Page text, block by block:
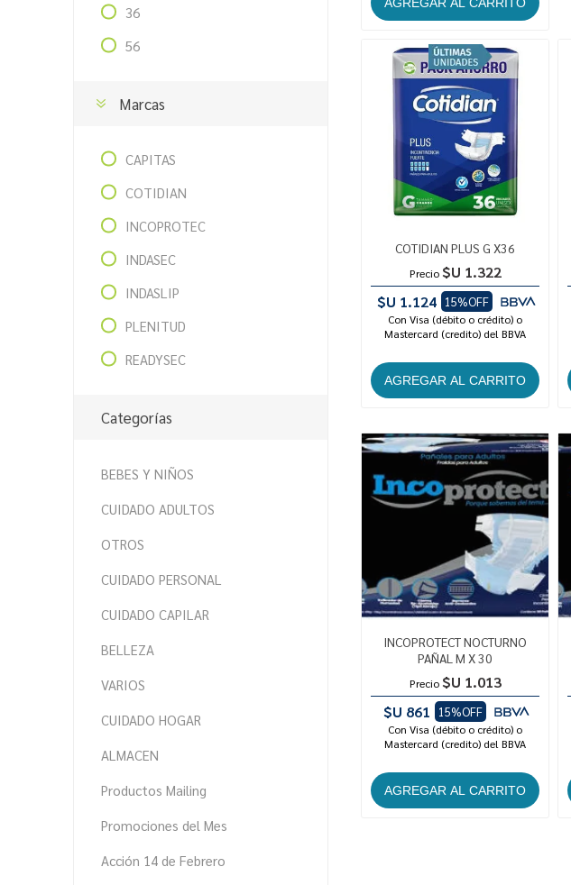
COTIDIAN PLUS G X36
Precio $U 1.322
$U 1.124
15%OFF
Con Visa (débito o crédito) o
Mastercard (credito) del BBVA
INCOPROTECT NOCTURNO
PAÑAL M X 30
Precio $U 1.013
$U 861
15%OFF
Con Visa (débito o crédito) o
Mastercard (credito) del BBVA
36
56
Marcas
CAPITAS
COTIDIAN
INCOPROTEC
INDASEC
INDASLIP
PLENITUD
READYSEC
Categorías
BEBES Y NIÑOS
CUIDADO ADULTOS
OTROS
CUIDADO PERSONAL
CUIDADO CAPILAR
BELLEZA
VARIOS
CUIDADO HOGAR
ALMACEN
Productos Mailing
Promociones del Mes
Acción 14 de Febrero